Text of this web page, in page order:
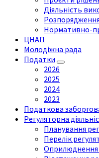
Діяльність
Розпорядження
Нормативно-
ЦНАП
Молодіжна рада
Податки
2026
2025
2024
2023
Податкова
Регуляторна
Планування
Перелік
Оприлюднення